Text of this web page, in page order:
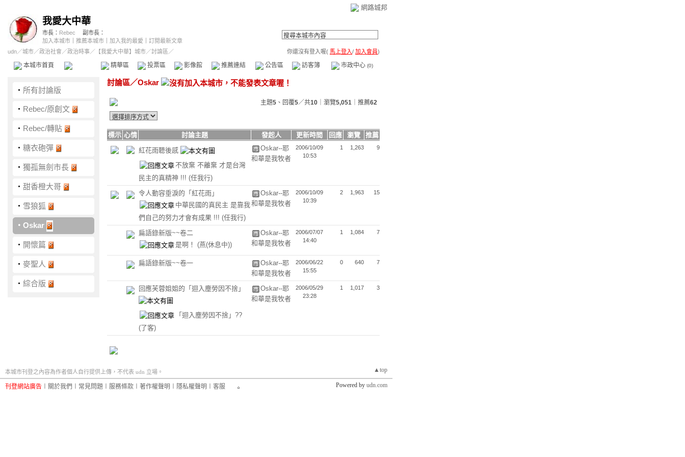
網路城邦
我愛大中華
市長： Rebec
副市長：
加入本城市
推薦本城市 加入我的最愛
訂閱最新文章
udn／城市／政治社會 ／政治時事／ 【我愛大中華】城市／討論區／ 你還沒有登入喔( 馬上登入/ 加入會員)
本城市首頁 精華區 投票區 影像館 推薦連結 公告區 訪客簿 市政中心 (0)
‧ 所有討論版
‧ Rebec/原創文
‧ Rebec/轉貼
‧ 糖衣砲彈
‧ 獨孤無劍市長
‧ 甜香橙大哥
‧ 雪狼狐
‧ Oskar
‧ 開懷篇
‧ 麥聖人
‧ 綜合版
討論區／Oskar
主題5 、回覆5／共10 ｜瀏覽5,051 ｜推薦62
標示 心情 討論主題 發起人 更新時間 回應 瀏覽
推薦
紅花雨聽後感
不放棄 不離棄 才是台灣
民主的真精神 !!! (任我行)
Oskar--耶
和華是我牧者
2006/10/09
10:53
1 1,263 9
令人動容垂淚的「紅花雨」
中華民國的真民主 是靠我
們自己的努力才會有成果 !!! (任我行)
Oskar--耶
和華是我牧者
2006/10/09
10:39
2 1,963 15
扁語錄新版~~卷二
是啊！ (燕(休息中))
Oskar--耶
和華是我牧者
2006/07/07
14:40
1 1,084 7
扁語錄新版~~卷一
Oskar--耶
和華是我牧者
2006/06/22
15:55
0 640 7
回應芙蓉姐姐的「迴入塵勞因不捨」
「迴入塵勞因不捨」??
(了客)
Oskar--耶
和華是我牧者
2006/05/29
23:28
1 1,017 3
▲top
本城市刊登之內容為作者個人自行提供上傳，不代表 udn 立場。
刊登網站廣告 關於我們 常見問題 服務條款 著作權聲明 隱私權聲明 客服 Powered by udn.com